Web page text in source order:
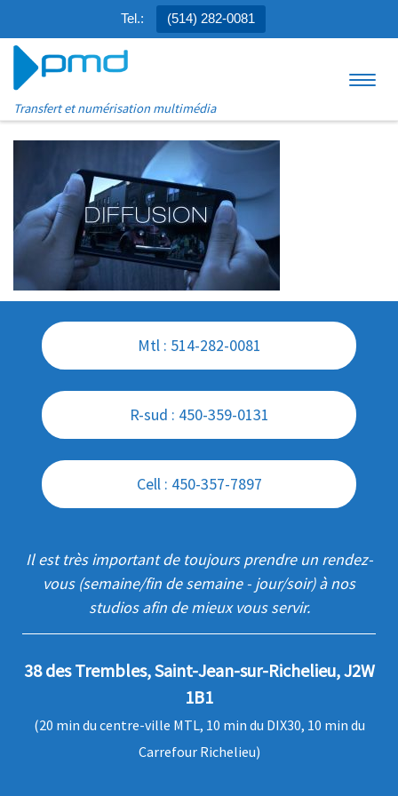
Tel.: (514) 282-0081
Transfert et numérisation multimédia
Mtl : 514-282-0081
R-sud : 450-359-0131
Cell : 450-357-7897
Il est très important de toujours prendre un rendez-
vous (semaine/fin de semaine - jour/soir) à nos
studios afin de mieux vous servir.
38 des Trembles, Saint-Jean-sur-Richelieu, J2W
1B1
(20 min du centre-ville MTL, 10 min du DIX30, 10 min du
Carrefour Richelieu)